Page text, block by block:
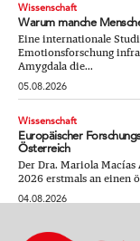
Wissenschaft
Warum manche
Eine internationale
Emotionsforschung
Amygdala die...
05.08.2026
Wissenschaft
Europäischer
Österreich
Der Dra. Mariola
2026 erstmals an einen
04.08.2026